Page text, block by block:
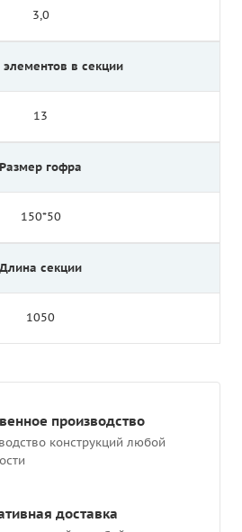
3,0
в секции
13
Размер гофра
150*50
Длина секции
1050
производство
конструкций любой
доставка